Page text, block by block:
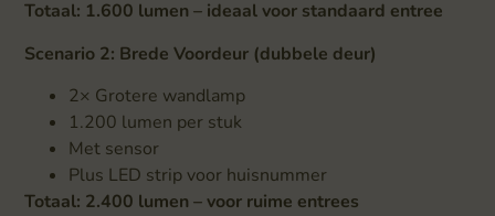
Totaal: 1.600 lumen – ideaal voor standaard entree
Scenario 2: Brede Voordeur (dubbele deur)
2× Grotere wandlamp
1.200 lumen per stuk
Met sensor
Plus LED strip voor huisnummer
Totaal: 2.400 lumen – voor ruime entrees